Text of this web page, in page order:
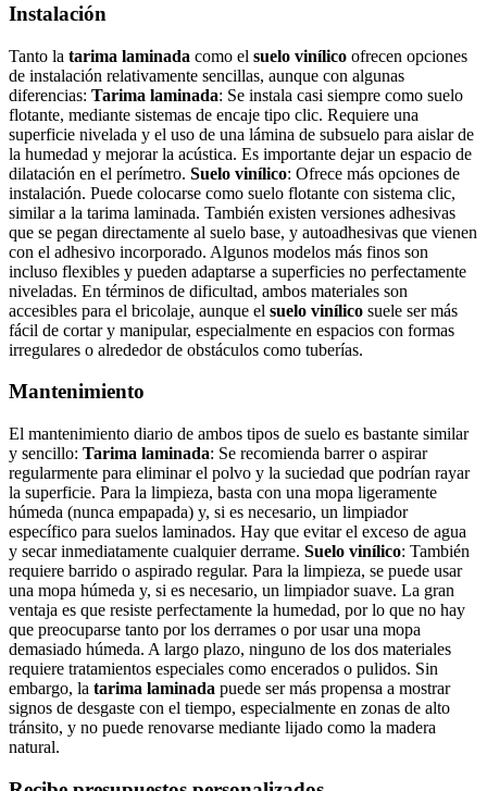
Instalación
Tanto la tarima laminada como el suelo vinílico ofrecen opciones
de instalación relativamente sencillas, aunque con algunas
diferencias: Tarima laminada: Se instala casi siempre como suelo
flotante, mediante sistemas de encaje tipo clic. Requiere una
superficie nivelada y el uso de una lámina de subsuelo para aislar de
la humedad y mejorar la acústica. Es importante dejar un espacio de
dilatación en el perímetro. Suelo vinílico: Ofrece más opciones de
instalación. Puede colocarse como suelo flotante con sistema clic,
similar a la tarima laminada. También existen versiones adhesivas
que se pegan directamente al suelo base, y autoadhesivas que vienen
con el adhesivo incorporado. Algunos modelos más finos son
incluso flexibles y pueden adaptarse a superficies no perfectamente
niveladas. En términos de dificultad, ambos materiales son
accesibles para el bricolaje, aunque el suelo vinílico suele ser más
fácil de cortar y manipular, especialmente en espacios con formas
irregulares o alrededor de obstáculos como tuberías.
Mantenimiento
El mantenimiento diario de ambos tipos de suelo es bastante similar
y sencillo: Tarima laminada: Se recomienda barrer o aspirar
regularmente para eliminar el polvo y la suciedad que podrían rayar
la superficie. Para la limpieza, basta con una mopa ligeramente
húmeda (nunca empapada) y, si es necesario, un limpiador
específico para suelos laminados. Hay que evitar el exceso de agua
y secar inmediatamente cualquier derrame. Suelo vinílico: También
requiere barrido o aspirado regular. Para la limpieza, se puede usar
una mopa húmeda y, si es necesario, un limpiador suave. La gran
ventaja es que resiste perfectamente la humedad, por lo que no hay
que preocuparse tanto por los derrames o por usar una mopa
demasiado húmeda. A largo plazo, ninguno de los dos materiales
requiere tratamientos especiales como encerados o pulidos. Sin
embargo, la tarima laminada puede ser más propensa a mostrar
signos de desgaste con el tiempo, especialmente en zonas de alto
tránsito, y no puede renovarse mediante lijado como la madera
natural.